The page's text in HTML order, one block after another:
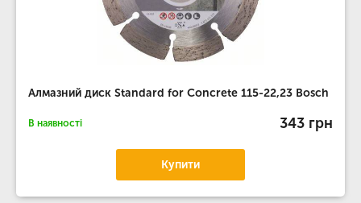
Алмазний диск Standard for Concrete 115-22,23 Bosch
В наявності 343 грн
Купити